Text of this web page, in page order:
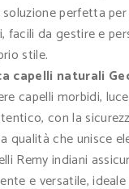
perfetta
facili da gestire e
stile.
capelli naturali
capelli morbidi,
con la
qualità che unisce
Remy indiani
e versatile,